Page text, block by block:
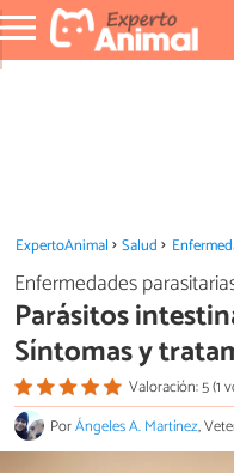
ExpertoAnimal Salud
Enfermedades
Parásitos
Síntomas y
Valoración: 5 (1
PorÁngeles A. Martínez,